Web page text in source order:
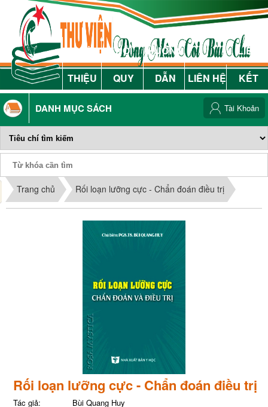
GIỚI
THIỆU
NỘI
QUY
HƯỚNG
DẪN
LIÊN HỆ
LIÊN
KẾT
DANH MỤC SÁCH
Phiếu Sách
Tài Khoản
Trang chủ Rối loạn lưỡng cực - Chẩn đoán điều trị
Rối loạn lưỡng cực - Chẩn đoán điều trị
Tác giả:
Bùi Quang Huy